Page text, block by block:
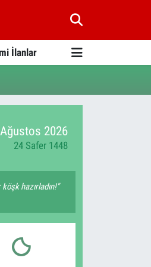
İlanlar
2026
24 Safer 1448
hazırladın!"